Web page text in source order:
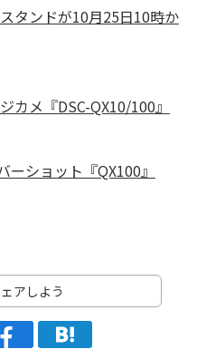
タンドが10月25日10時か
カメ『DSC-QX10/100』
ショット『QX100』
アしよう